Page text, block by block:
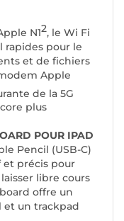
N12, le Wi Fi
rapides pour le
et de fichiers
Apple
de la 5G
plus
POUR IPAD
Pencil (USB-C)
précis pour
libre cours
offre un
un trackpad